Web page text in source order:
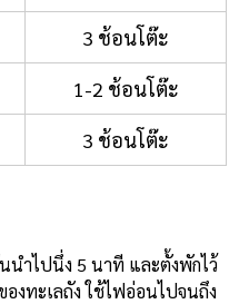
3 ช้อนโต๊ะ
1-2 ช้อนโต๊ะ
3 ช้อนโต๊ะ
นำไปนึ่ง 5 นาที และตั้งพักไว้
งทะเลถัง ใช้ไฟอ่อนไปจนถึง